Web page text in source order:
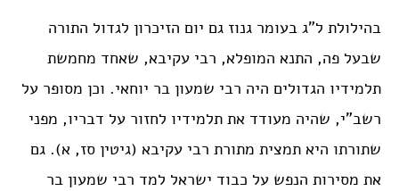
בהילולת ל”ג בעומר גנוז גם יום הזיכרון לגדול התורה
שבעל פה, התנא המופלא, רבי עקיבא, שאחד מחמשת
תלמידיו הגדולים היה רבי שמעון בר יוחאי. וכן מסופר על
רשב”י, שהיה מעודד את תלמידיו לחזור על דבריו, מפני
שתורתו היא תמצית מתורת רבי עקיבא (גיטין סז, א). גם
את מסירות הנפש על כבוד ישראל למד רבי שמעון בר